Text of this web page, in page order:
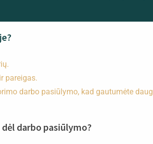
pareigas.
darbo pasiūlymo, kad gautumėte
darbo pasiūlymo?